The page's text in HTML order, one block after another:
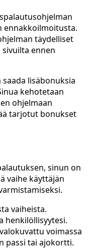
ennakkoilmoitusta.
täydelliset
ennen
saada lisäbonuksia
kehotetaan
ohjelmaan
tarjotut bonukset
sinun on
vaihe käyttäjän
vaiheista.
henkilöllisyytesi.
voimassa
passi tai ajokortti.